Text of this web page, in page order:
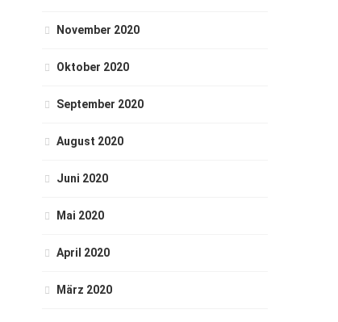
November 2020
Oktober 2020
September 2020
August 2020
Juni 2020
Mai 2020
April 2020
März 2020